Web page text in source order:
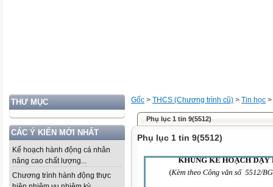
THƯ MỤC
CÁC Ý KIẾN MỚI NHẤT
Kế hoạch hành động cá nhân
nâng cao chất lượng...
Chương trình hành động thực
Gốc > THCS (Chương trình cũ) > Tin học >
Phụ lục 1 tin 9(5512)
Phụ lục 1 tin 9(5512)